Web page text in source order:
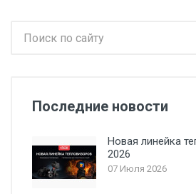
Последние новости
Новая линейка
2026
07 Июля 2026